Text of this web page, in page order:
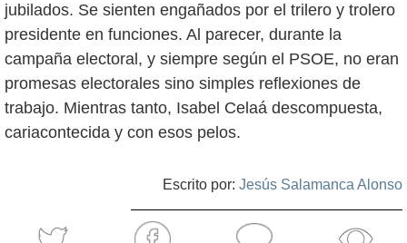
jubilados. Se sienten engañados por el trilero y trolero
presidente en funciones. Al parecer, durante la
campaña electoral, y siempre según el PSOE, no eran
promesas electorales sino simples reflexiones de
trabajo. Mientras tanto, Isabel Celaá descompuesta,
cariacontecida y con esos pelos.
Escrito por: Jesús Salamanca Alonso